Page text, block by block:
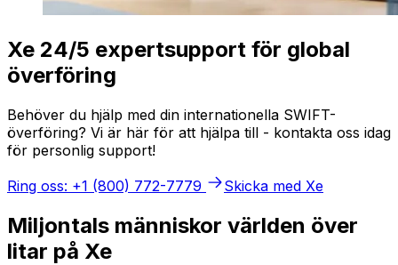
Xe 24/5 expertsupport för global
överföring
Behöver du hjälp med din internationella SWIFT-
överföring? Vi är här för att hjälpa till - kontakta oss idag
för personlig support!
Ring oss: +1 (800) 772-7779
Skicka med Xe
Miljontals människor världen över
litar på Xe